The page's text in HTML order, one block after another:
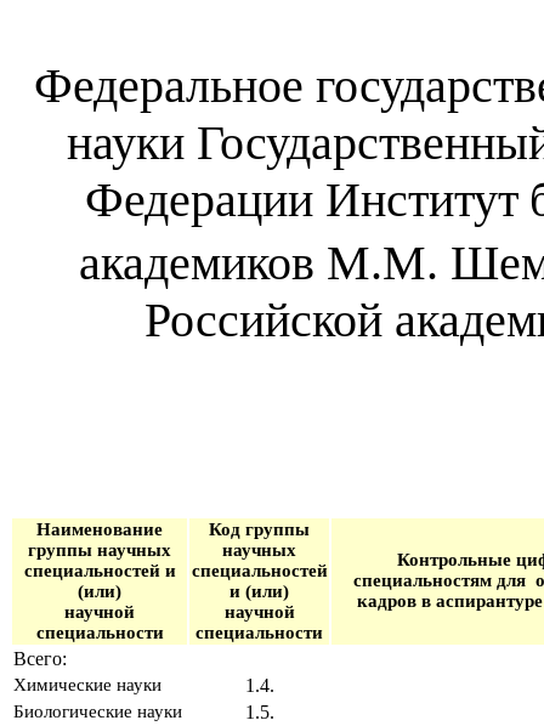
Федеральное
науки
Федерации Институт
академиков М.М.
Российской
Наименование
группы научных
специальностей и
(или)
научной
специальности
Код группы
научных
специальностей
и (или)
научной
специальности
Контрольные
специальностям для
кадров в
Всего:
Химические науки 1.4.
Биологические науки 1.5.